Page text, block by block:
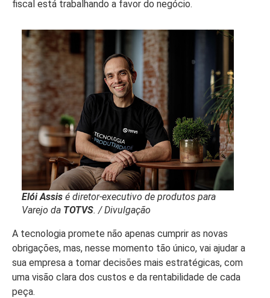
fiscal está trabalhando a favor do negócio.
Elói Assis é diretor-executivo de produtos para
Varejo da TOTVS. / Divulgação
A tecnologia promete não apenas cumprir as novas
obrigações, mas, nesse momento tão único, vai ajudar a
sua empresa a tomar decisões mais estratégicas, com
uma visão clara dos custos e da rentabilidade de cada
peça.